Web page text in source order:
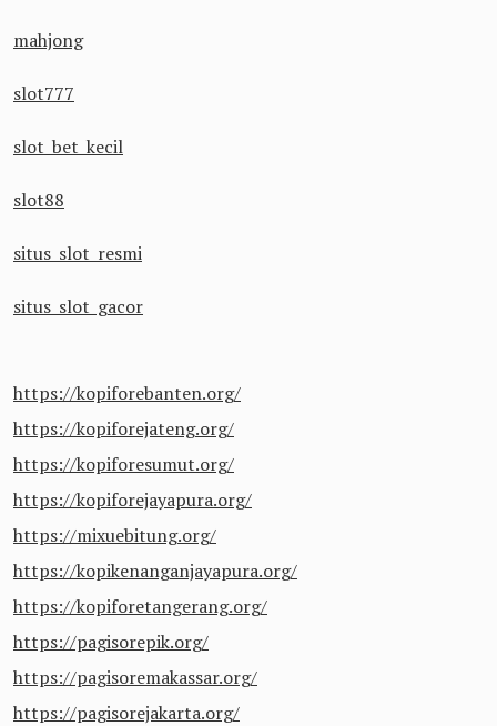
mahjong
slot777
slot bet kecil
slot88
situs slot resmi
situs slot gacor
https://kopiforebanten.org/
https://kopiforejateng.org/
https://kopiforesumut.org/
https://kopiforejayapura.org/
https://mixuebitung.org/
https://kopikenanganjayapura.org/
https://kopiforetangerang.org/
https://pagisorepik.org/
https://pagisoremakassar.org/
https://pagisorejakarta.org/